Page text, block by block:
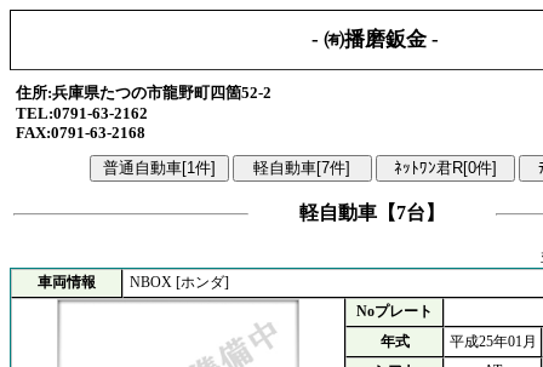
- ㈲播磨鈑金 -
住所:兵庫県たつの市龍野町四箇52-2
TEL:0791-63-2162
FAX:0791-63-2168
軽自動車【7台】
車両情報
NBOX [ホンダ]
Noプレート
年式
平成25年01月